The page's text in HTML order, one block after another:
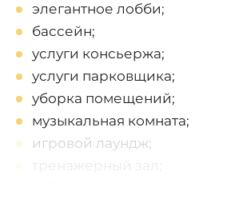
элегантное лобби;
бассейн;
услуги консьержа;
услуги парковщика;
уборка помещений;
музыкальная комната;
игровой лаундж;
тренажерный зал;